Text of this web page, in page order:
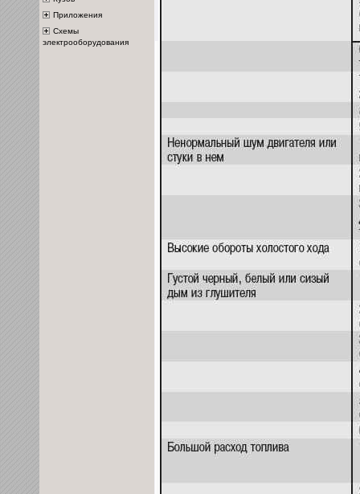
Приложения
Схемы
электрооборудования